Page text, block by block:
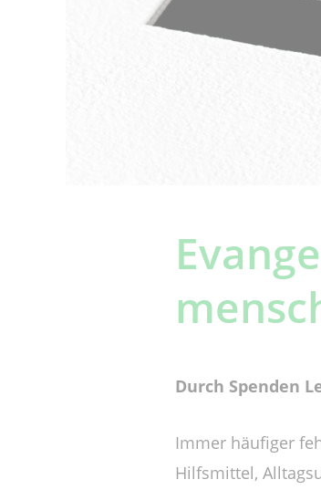
Durch Spenden
Immer häufiger
Hilfsmittel,